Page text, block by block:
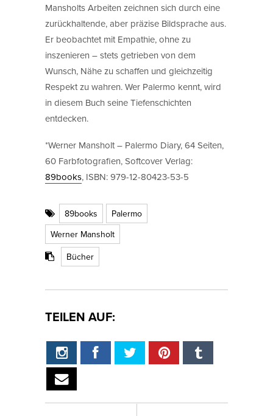
Mansholts Arbeiten zeichnen sich durch eine
zurückhaltende, aber präzise Bildsprache aus.
Er beobachtet mit Empathie, ohne zu
inszenieren – stets getrieben von dem
Wunsch, Nähe zu schaffen und gleichzeitig
Respekt zu wahren. Wer Palermo kennt, wird
in diesem Buch seine Tiefenschichten
entdecken.
*Werner Mansholt – Palermo Diary, 64 Seiten,
60 Farbfotografien, Softcover Verlag:
89books, ISBN: 979-12-80423-53-5
89books
Palermo
Werner Mansholt
Bücher
TEILEN AUF: